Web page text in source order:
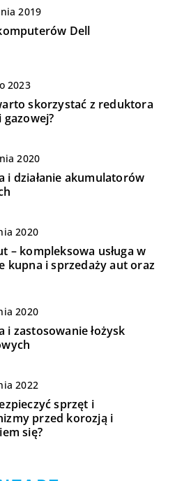
2019
Dell
2023
skorzystać z reduktora
2020
i działanie akumulatorów
2020
– kompleksowa usługa w
kupna i sprzedaży aut oraz
2020
i zastosowanie łożysk
2022
sprzęt i
przed korozją i
się?